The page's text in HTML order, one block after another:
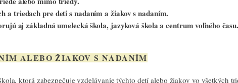
a triedach pre deti s nadaním a žiakov s nadaním.
aj základná umelecká škola, jazyková škola a centrum voľného času.
ALEBO ŽIAKOV S NADANÍM
ktorá zabezpečuje vzdelávanie týchto detí alebo žiakov vo všetkých